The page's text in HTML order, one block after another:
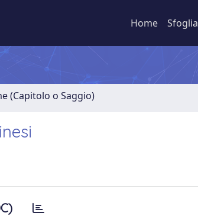
Home Sfoglia
(Capitolo o Saggio)